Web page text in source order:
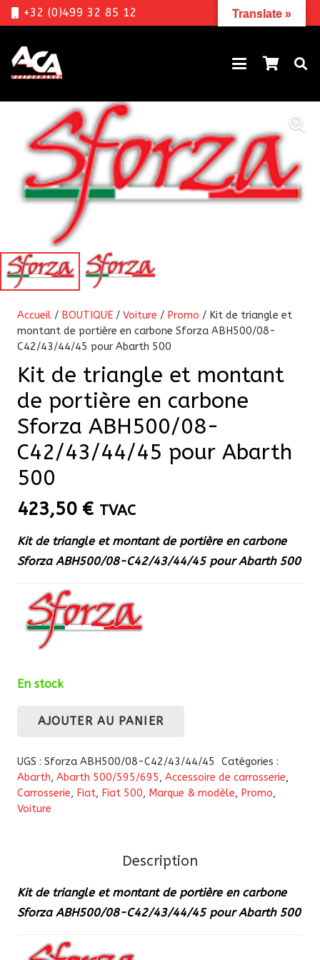
+32 (0)499 32 85 12
Accueil / BOUTIQUE / Voiture / Promo / Kit de triangle et
montant de portière en carbone Sforza ABH500/08-
C42/43/44/45 pour Abarth 500
Kit de triangle et montant
de portière en carbone
Sforza ABH500/08-
C42/43/44/45 pour Abarth
500
423,50 € TVAC
Kit de triangle et montant de portière en carbone
Sforza ABH500/08-C42/43/44/45pour Abarth 500
En stock
Kit
de
triangle
portière
en
Sforza
AJOUTER AU PANIER
UGS : Sforza ABH500/08-C42/43/44/45
Catégories :
Abarth, Abarth 500/595/695, Accessoire de carrosserie,
Carrosserie, Fiat, Fiat 500, Marque & modèle, Promo,
Voiture
Description
Kit de triangle et montant de portière en carbone
Sforza ABH500/08-C42/43/44/45pour Abarth 500
Translate »